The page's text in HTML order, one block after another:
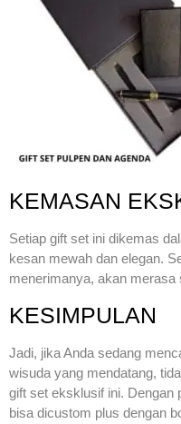
KEMASAN
Setiap gift set ini dikemas
kesan mewah dan elegan.
menerimanya, akan merasa
KESIMPULAN
Jadi, jika Anda sedang
wisuda yang mendatang,
gift set eksklusif ini. Dengan
bisa dicustom plus dengan